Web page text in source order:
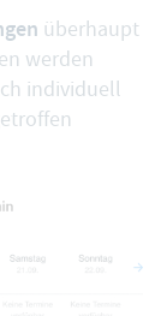
überhaupt
werden
individuell